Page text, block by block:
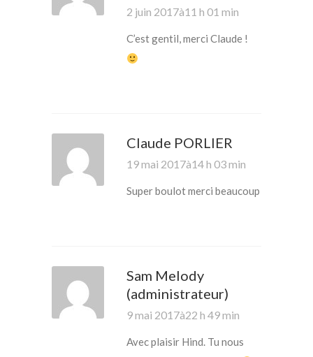
2 juin 2017à11 h 01 min
C’est gentil, merci Claude !
Claude PORLIER
19 mai 2017à14 h 03 min
Super boulot merci beaucoup
Sam Melody
(administrateur)
9 mai 2017à22 h 49 min
Avec plaisir Hind. Tu nous